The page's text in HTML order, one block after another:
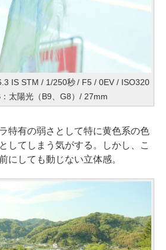
IS STM / 1/250秒 / F5 / 0EV / ISO320
太陽光（B9、G8）/ 27mm
特有の弱さとして特に黄色系の色
してしまう気がする。しかし、こ
にしても動じない立体感。